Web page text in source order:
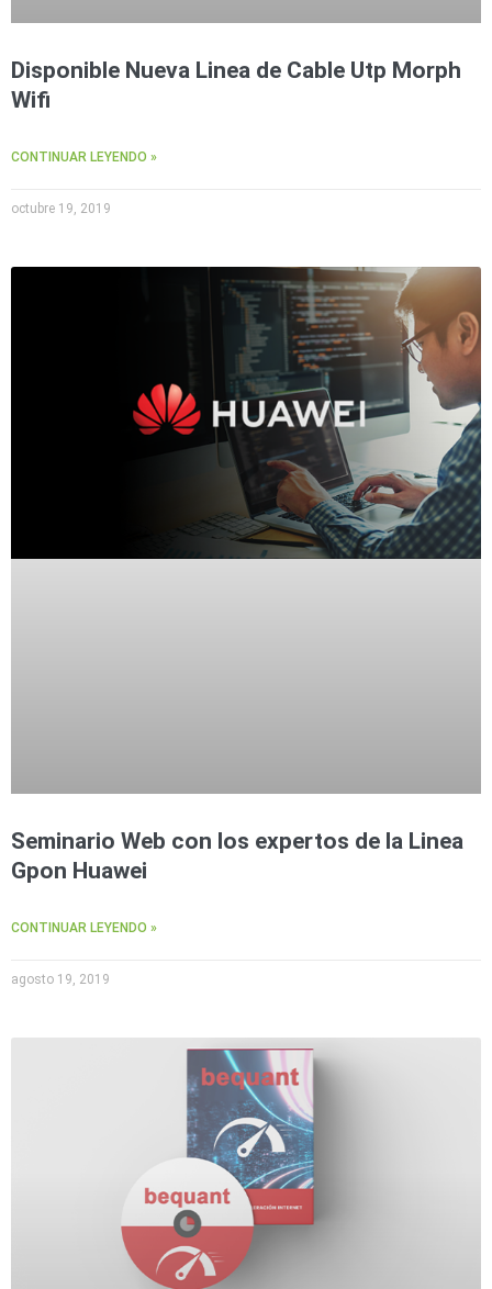
Disponible Nueva Linea de Cable Utp Morph
Wifi
CONTINUAR LEYENDO »
octubre 19, 2019
Seminario Web con los expertos de la Linea
Gpon Huawei
CONTINUAR LEYENDO »
agosto 19, 2019